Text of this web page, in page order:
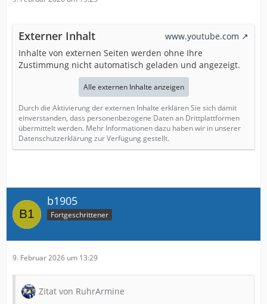
Externer Inhalt
www.youtube.com
Inhalte von externen Seiten werden ohne Ihre
Zustimmung nicht automatisch geladen und angezeigt.
Alle externen Inhalte anzeigen
Durch die Aktivierung der externen Inhalte erklären Sie sich damit
einverstanden, dass personenbezogene Daten an Drittplattformen
übermittelt werden. Mehr Informationen dazu haben wir in unserer
Datenschutzerklärung zur Verfügung gestellt.
b1905
Fortgeschrittener
9. Februar 2026 um 13:29
Zitat von RuhrArmine